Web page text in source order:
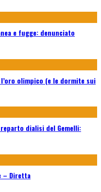
e fugge: denunciato
olimpico (e le dormite sui
dialisi del Gemelli:
– Diretta